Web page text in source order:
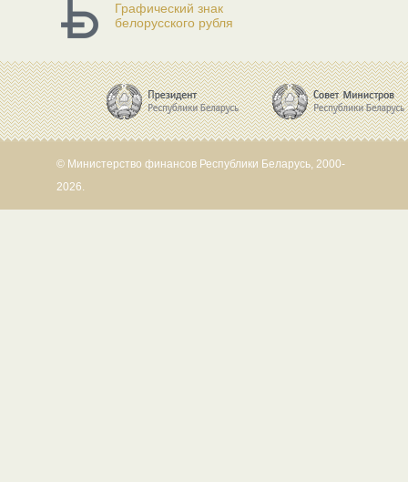
Графический знак
белорусского рубля
© Министерство финансов Республики Беларусь, 2000-
2026.